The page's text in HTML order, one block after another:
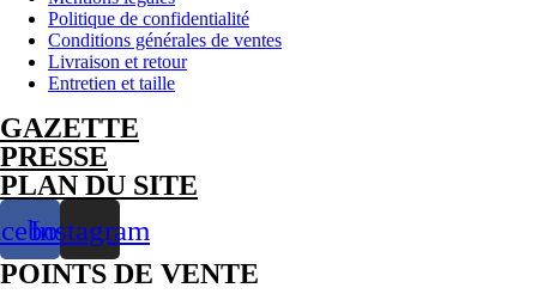
Politique de confidentialité
Conditions générales de ventes
Livraison et retour
Entretien et taille
GAZETTE
PRESSE
PLAN DU SITE
Instagram
POINTS DE VENTE